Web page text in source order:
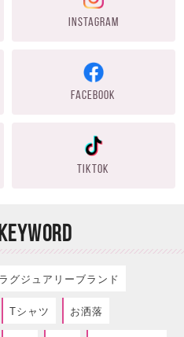
INSTAGRAM
FACEBOOK
TIKTOK
ラグジュアリーブランド
Tシャツ お洒落